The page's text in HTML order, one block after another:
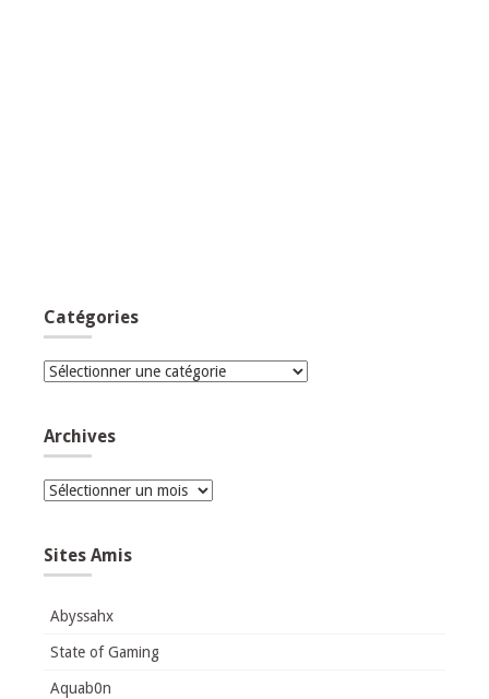
Catégories
Catégories
Archives
Archives
Sites Amis
Abyssahx
State of Gaming
Aquab0n